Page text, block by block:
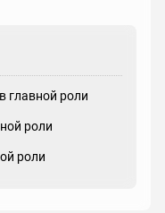
в главной роли
роли
роли